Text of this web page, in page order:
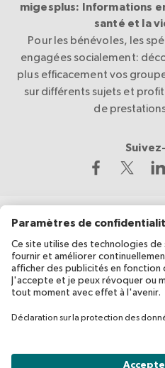
migesplus: Informations
santé et la
Pour les bénévoles, les
engagées socialement:
plus efficacement vos
sur différents sujets et
de
La Croix-Rouge suisse
avec le soutien financier de